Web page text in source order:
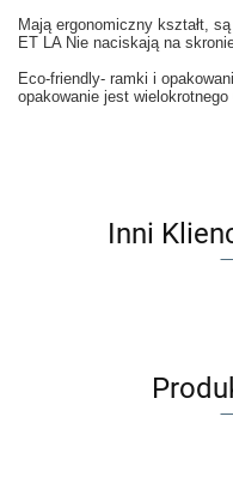
Mają ergonomiczny kształt,
ET LA Nie naciskają na
Eco-friendly- ramki i
opakowanie jest
Inni